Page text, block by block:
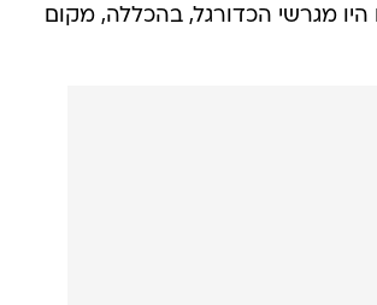
מגרשי הכדורגל, בהכללה, מקום